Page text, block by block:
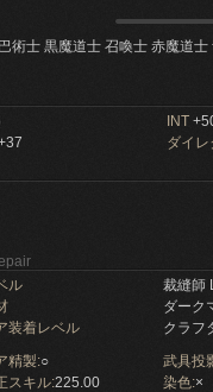
術士 黒魔道士 召喚士 赤魔道
INT
ダイレ
ル
裁縫師
ダーク
装着レベル
クラフ
精製:○ 武具投
スキル:225.00 染色:×